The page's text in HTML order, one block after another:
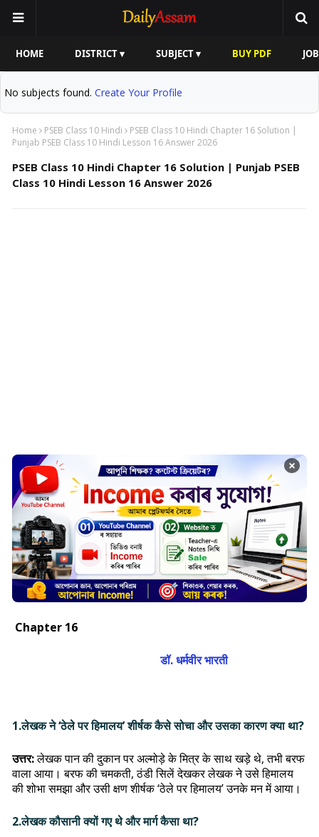
HOME DISTRICT ▾ SUBJECT ▾ BUY PDF
No subjects found. Create Your Profile
Home PSEB Class 10 Hindi
PSEB Class 10 Hindi Chapter 16 Solution |
Punjab PSEB Class 10 Hindi Lesson 16 Answer 2026
PSEB Class 10 Hindi Chapter 16 Solution | Punjab PSEB
Class 10 Hindi Lesson 16 Answer 2026
×
Chapter 16
डॉ. धर्मवीर भारती
1.लेखक ने ‘ठेले पर हिमालय’ शीर्षक कैसे सोचा और उसका कारण क्या था?
उत्तर:लेखक पान की दुकान पर अल्मोड़े के मित्र के साथ खड़े थे, तभी बरफ
वाला आया। बरफ की चमकती, ठंडी सिलें देखकर लेखक ने उसे हिमालय
की शोभा समझा और उसी क्षण शीर्षक ‘ठेले पर हिमालय’ उनके मन में आया।
2.लेखक कौसानी क्यों गए थे और मार्ग कैसा था?